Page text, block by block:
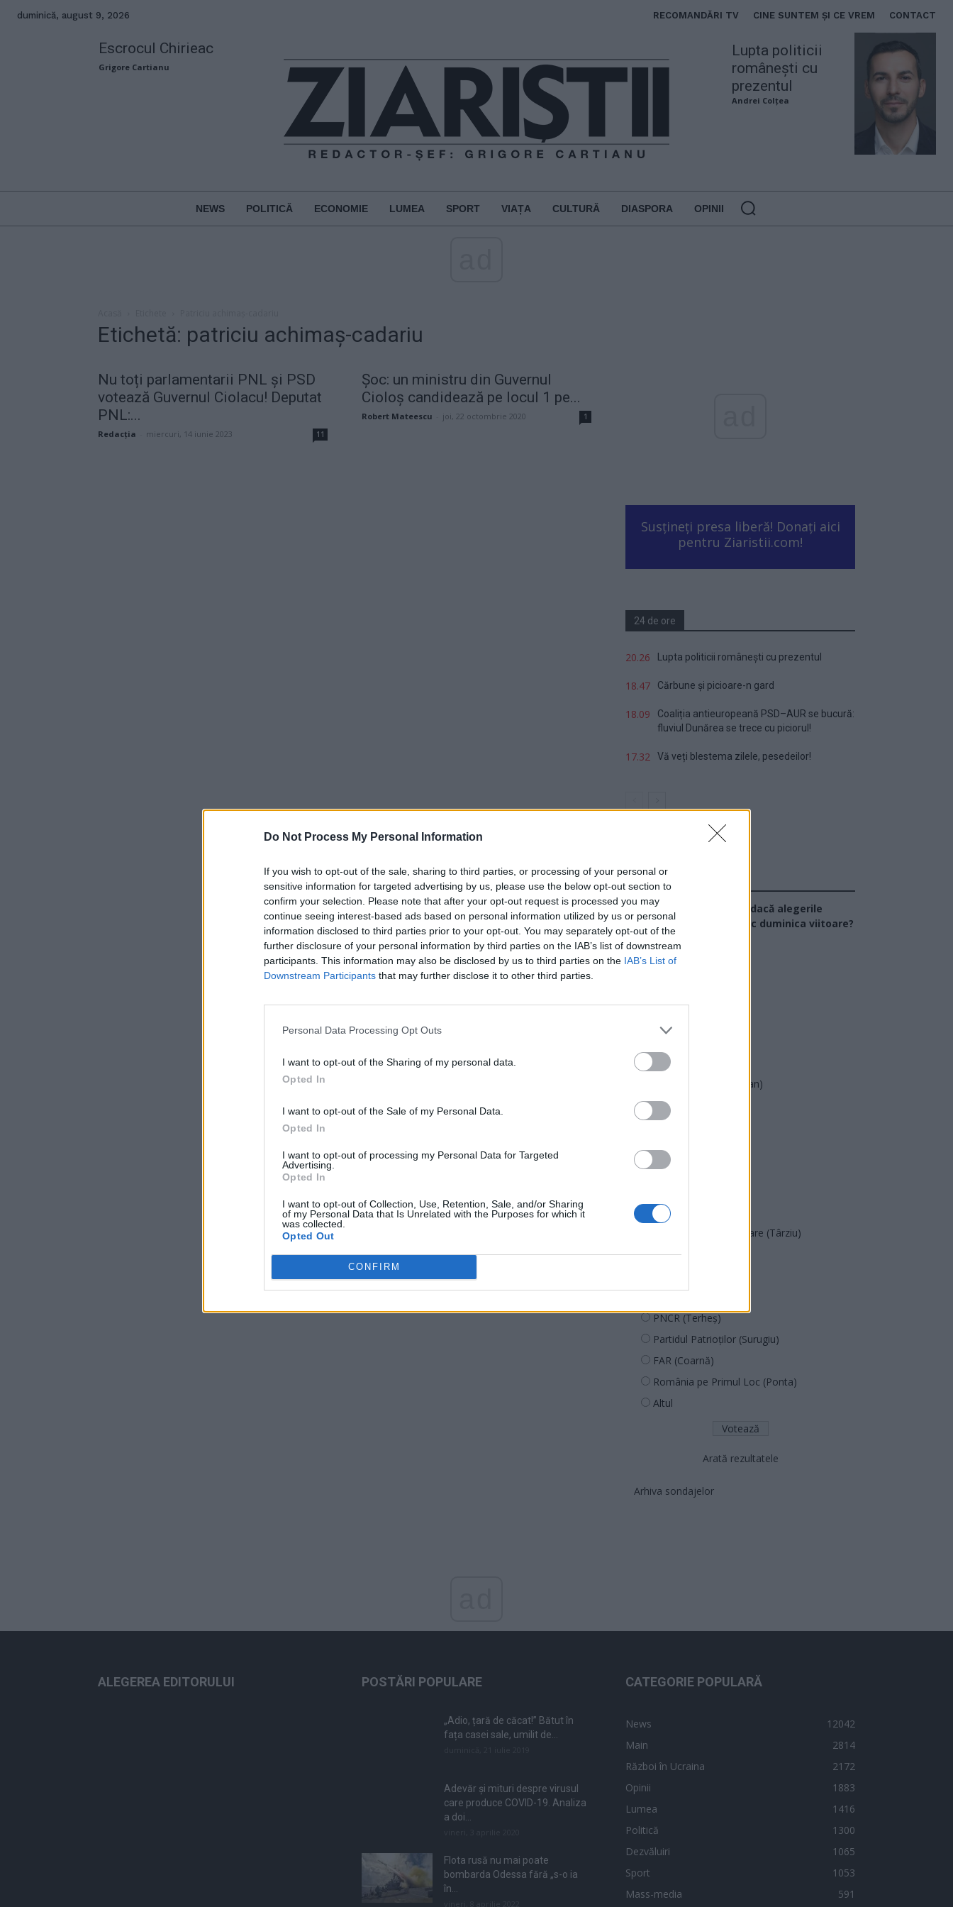
Do Not Process My Personal Information
If you wish to opt-out of the sale, sharing to third parties, or processing of your personal or
sensitive information for targeted advertising by us, please use the below opt-out section to
confirm your selection. Please note that after your opt-out request is processed you may
continue seeing interest-based ads based on personal information utilized by us or personal
information disclosed to third parties prior to your opt-out. You may separately opt-out of the
further disclosure of your personal information by third parties on the IAB’s list of downstream
participants. This information may also be disclosed by us to third parties on the IAB’s List of
Downstream Participants that may further disclose it to other third parties.
Personal Data Processing Opt Outs
I want to opt-out of the Sharing of my personal data.
Opted In
I want to opt-out of the Sale of my Personal Data.
Opted In
I want to opt-out of processing my Personal Data for Targeted
Advertising.
Opted In
I want to opt-out of Collection, Use, Retention, Sale, and/or Sharing
of my Personal Data that Is Unrelated with the Purposes for which it
was collected.
Opted Out
CONFIRM
duminică, august 9, 2026 RECOMANDĂRI TV CINE SUNTEM ȘI CE VREM CONTACT
Escrocul Chirieac
Grigore Cartianu
Lupta politicii
românești cu
prezentul
Andrei Colțea
NEWS POLITICĂ ECONOMIE LUMEA SPORT VIAȚA CULTURĂ DIASPORA OPINII
Etichetă: patriciu achimaș-cadariu
Nu toți parlamentarii PNL și PSD
votează Guvernul Ciolacu! Deputat
PNL:...
Redacţia miercuri, 14 iunie 2023 11
Șoc: un ministru din Guvernul
Cioloș candidează pe locul 1 pe...
Robert Mateescu joi, 22 octombrie 2020 1
Susțineți presa liberă! Donați aici
pentru Ziaristii.com!
24 de ore
20.26 Lupta politicii românești cu prezentul
18.47 Cărbune și picioare-n gard
18.09
Coaliția antieuropeană PSD–AUR se bucură:
fluviul Dunărea se trece cu piciorul!
17.32 Vă veți blestema zilele, pesedeilor!
Sondaj
Ce partid ați vota dacă alegerile
parlamentare ar avea loc duminica viitoare?
USR
PMP (Tomac)
Forța Dreptei (L. Orban)
PNȚMM
SENS
SOS (Șoșoacă)
PACE (Peia)
Acțiunea Conservatoare (Târziu)
PDF (Lazarus)
PNCR (Terheș)
Partidul Patrioților (Surugiu)
FAR (Coarnă)
România pe Primul Loc (Ponta)
Altul
Arată rezultatele
Arhiva sondajelor
ALEGEREA EDITORULUI POSTĂRI POPULARE
„Adio, țară de căcat!” Bătut în
fața casei sale, umilit de...
Adevăr și mituri despre virusul
care produce COVID-19. Analiza
a doi...
Flota rusă nu mai poate
bombarda Odessa fără „s-o ia
în...
CATEGORIE POPULARĂ
News
12042
Main
2814
Război în Ucraina
2172
Opinii
1883
Lumea
1416
Politică
1300
Dezvăluiri
1065
Sport
1053
Mass-media
591